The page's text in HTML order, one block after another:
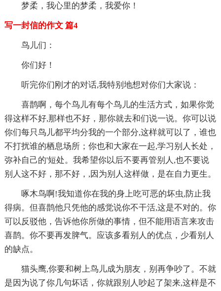
梦柔，我心里的梦柔，我爱你！
写一封信的作文 篇4
鸟儿们：
你们好！
听完你们刚才的对话,我特别地想对你们大家说：
喜鹊啊，每个鸟儿有每个鸟儿的生活方式，如果你觉
得这样不好,那样也不好，那你就去和们说一说。你可以说
你们每只鸟儿都平均分我的一个部分,这样就可以了，谁也
不打扰谁的栖息场所；你也和大家在一起,学习别人长处，
弥补自己的'短处。我希望你以后不要再管别人,也不要说
别人这不好，那不好，,因为别人这样做，是在自力更生。
啄木鸟啊!我知道你在我的身上吃可恶的坏虫,防止我
得病。但喜鹊他只凭他的感觉说你不干活,这是不对的。你
可以反驳他，告诉他你所做的事情，但不能用语言来攻击
喜鹊。你不要再发脾气。应该多看别人的优点，少看别人
的缺点。
猫头鹰,你要和树上鸟儿成为朋友，别再争吵了。不就
是因为说了你几句坏话，你就跟别人吵起了架来,这样是不